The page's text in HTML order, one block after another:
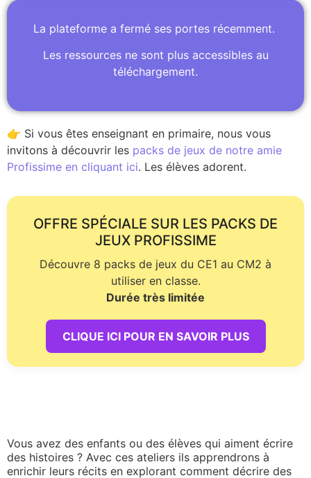
La plateforme a fermé ses portes récemment.
Les ressources ne sont plus accessibles au
téléchargement.
👉 Si vous êtes enseignant en primaire, nous vous
invitons à découvrir les packs de jeux de notre amie
Profissime en cliquant ici. Les élèves adorent.
OFFRE SPÉCIALE SUR LES PACKS DE
JEUX PROFISSIME
Découvre 8 packs de jeux du CE1 au CM2 à
utiliser en classe.
Durée très limitée
CLIQUE ICI POUR EN SAVOIR PLUS
Vous avez des enfants ou des élèves qui aiment écrire
des histoires ? Avec ces ateliers ils apprendrons à
enrichir leurs récits en explorant comment décrire des